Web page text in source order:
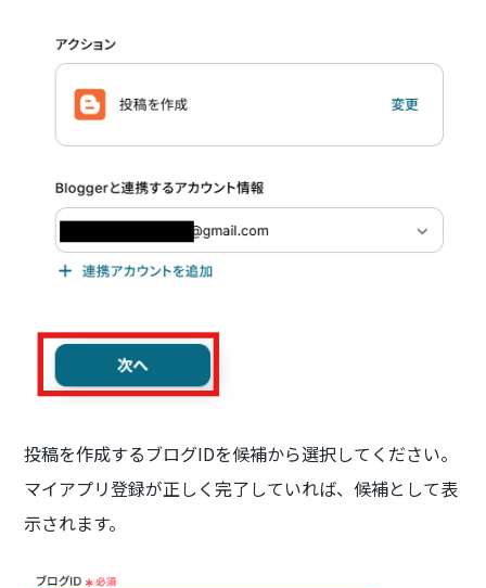
投稿を作成するブログIDを候補から選択してください。
マイアプリ登録が正しく完了していれば、候補として表
示されます。